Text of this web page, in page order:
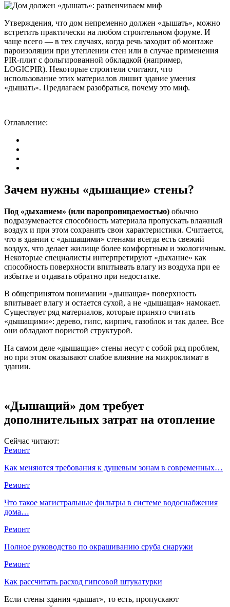
Утверждения, что дом непременно должен «дышать», можно
встретить практически на любом строительном форуме. И
чаще всего — в тех случаях, когда речь заходит об монтаже
пароизоляции при утеплении стен или в случае применения
PIR-плит с фольгированной обкладкой (например,
LOGICPIR). Некоторые строители считают, что
использование этих материалов лишит здание умения
«дышать». Предлагаем разобраться, почему это миф.
Оглавление:
Зачем нужны «дышащие» стены?
Под «дыханием» (или паропроницаемостью) обычно
подразумевается способность материала пропускать влажный
воздух и при этом сохранять свои характеристики. Считается,
что в здании с «дышащими» стенами всегда есть свежий
воздух, что делает жилище более комфортным и экологичным.
Некоторые специалисты интерпретируют «дыхание» как
способность поверхности впитывать влагу из воздуха при ее
избытке и отдавать обратно при недостатке.
В общепринятом понимании «дышащая» поверхность
впитывает влагу и остается сухой, а не «дышащая» намокает.
Существует ряд материалов, которые принято считать
«дышащими»: дерево, гипс, кирпич, газоблок и так далее. Все
они обладают пористой структурой.
На самом деле «дышащие» стены несут с собой ряд проблем,
но при этом оказывают слабое влияние на микроклимат в
здании.
«Дышащий» дом требует
дополнительных затрат на отопление
Сейчас читают:
Ремонт
Как меняются требования к душевым зонам в современных…
Ремонт
Что такое магистральные фильтры в системе водоснабжения
дома…
Ремонт
Полное руководство по окрашиванию сруба снаружи
Ремонт
Как рассчитать расход гипсовой штукатурки
Если стены здания «дышат», то есть, пропускают